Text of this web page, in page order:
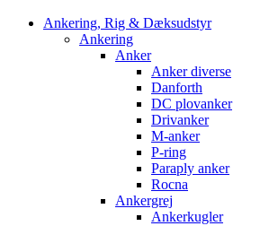
Ankering, Rig & Dæksudstyr
Ankering
Anker
Anker diverse
Danforth
DC plovanker
Drivanker
M-anker
P-ring
Paraply anker
Rocna
Ankergrej
Ankerkugler